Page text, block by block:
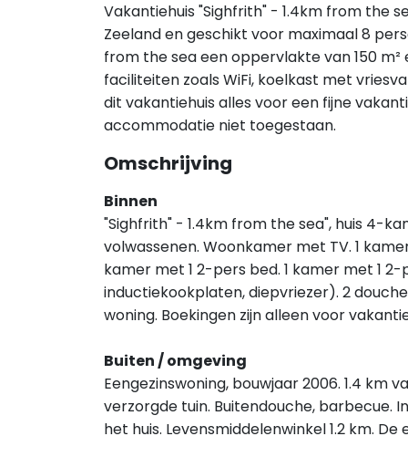
Vakantiehuis "Sighfrith" - 1.4km from the
Zeeland en geschikt voor maximaal 8
from the sea een oppervlakte van 150
faciliteiten zoals WiFi, koelkast met
dit vakantiehuis alles voor een fijne
accommodatie niet toegestaan.
Omschrijving
Binnen
"Sighfrith" - 1.4km from the sea", huis 4-
volwassenen. Woonkamer met TV. 1
kamer met 1 2-pers bed. 1 kamer met 1
inductiekookplaten, diepvriezer). 2
woning. Boekingen zijn alleen voor
Buiten / omgeving
Eengezinswoning, bouwjaar 2006. 1.4 km
verzorgde tuin. Buitendouche, barbecue.
het huis. Levensmiddelenwinkel 1.2 km.